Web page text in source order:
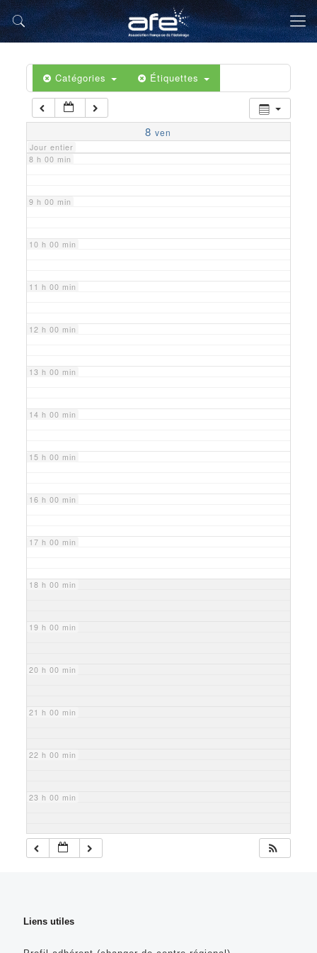
Catégories Étiquettes
8 ven
Jour entier
5 h 00 min
6 h 00 min
7 h 00 min
8 h 00 min
9 h 00 min
10 h 00 min
11 h 00 min
12 h 00 min
13 h 00 min
14 h 00 min
15 h 00 min
16 h 00 min
17 h 00 min
18 h 00 min
19 h 00 min
20 h 00 min
21 h 00 min
22 h 00 min
23 h 00 min
Liens utiles